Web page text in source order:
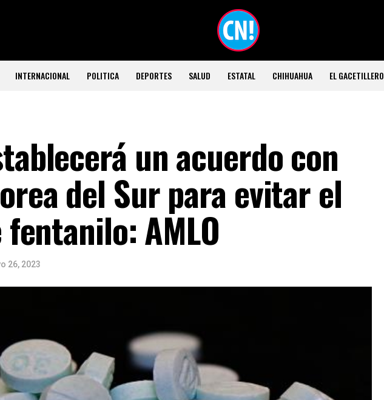
INTERNACIONAL POLITICA DEPORTES SALUD ESTATAL CHIHUAHUA EL GACETILLERO
un acuerdo con
del Sur para evitar el
AMLO
26, 2023